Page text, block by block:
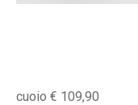
cuoio € 109,90